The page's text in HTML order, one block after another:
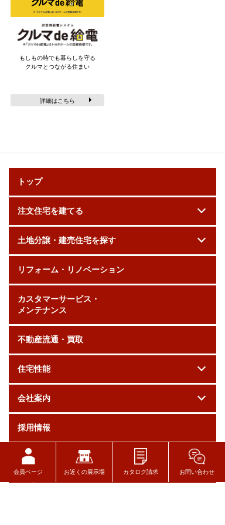
もしもの時でも暮らしを守る
クルマとつながる住まい
詳細はこちら
トップ
注文住宅を建てる
土地分譲・建売住宅を探す
リフォーム・リノベーション
カスタマーサービス・
メンテナンス
不動産流通・買取
住宅性能
会社案内
採用情報
お問い合わせ
会員ページ お近くの展示場 カタログ請求 お問い合わせ